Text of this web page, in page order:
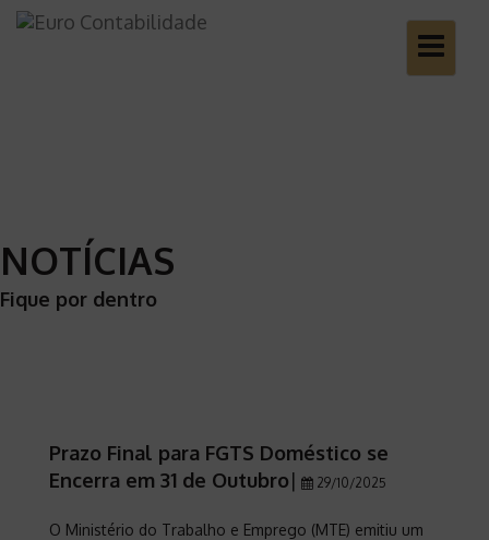
Toggle
NOTÍCIAS
Fique por dentro
Prazo Final para FGTS Doméstico se
Encerra em 31 de Outubro| 29/10/2025
O Ministério do Trabalho e Emprego (MTE) emitiu um